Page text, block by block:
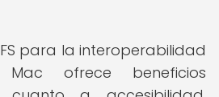
para la interoperabilidad
ofrece beneficios